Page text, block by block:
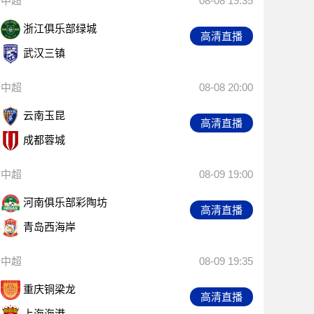
浙江俱乐部绿城
武汉三镇
高清直播
中超 08-08 20:00
云南玉昆
成都蓉城
高清直播
中超 08-09 19:00
河南俱乐部彩陶坊
青岛西海岸
高清直播
中超 08-09 19:35
重庆铜梁龙
高清直播